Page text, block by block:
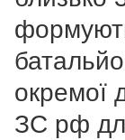
окремої
ЗС рф